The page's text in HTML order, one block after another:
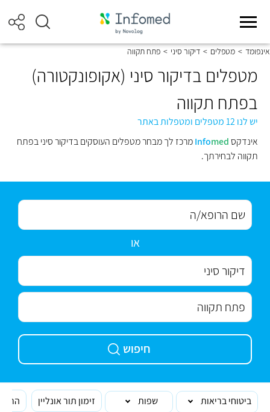
אינפומד > מטפלים > דיקור סיני > פתח תקווה
מטפלים בדיקור סיני (אקופונקטורה)
בפתח תקווה
יש לנו 12 מטפלים ומטפלות באתר
אינדקס
Infomed
מרכז לך מבחר מטפלים העוסקים בדיקור סיני בפתח
תקווה לבחירתך.
או
חיפוש
ביטוחי בריאות שפות זימון תור אונליין